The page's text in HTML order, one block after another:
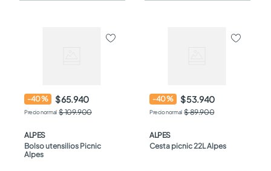
-40% $ 65.940
$ 109.900
ALPES
Bolso utensilios Picnic
Alpes
-40% $ 53.940
$ 89.900
ALPES
Cesta picnic 22L Alpes